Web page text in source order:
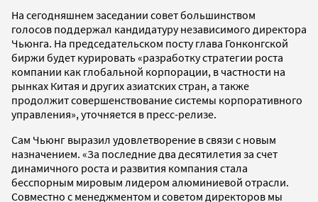
На сегодняшнем заседании совет большинством
голосов поддержал кандидатуру независимого директора
Чьюнга. На председательском посту глава Гонконгской
биржи будет курировать «разработку стратегии роста
компании как глобальной корпорации, в частности на
рынках Китая и других азиатских стран, а также
продолжит совершенствование системы корпоративного
управления», уточняется в пресс-релизе.
Сам Чьюнг выразил удовлетворение в связи с новым
назначением. «За последние два десятилетия за счет
динамичного роста и развития компания стала
бесспорным мировым лидером алюминиевой отрасли.
Совместно с менеджментом и советом директоров мы